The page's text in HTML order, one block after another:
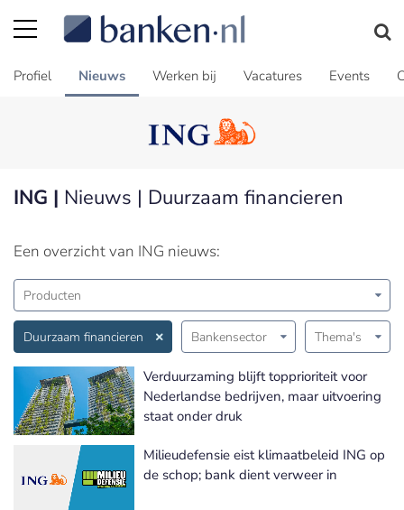
Profiel Nieuws Werken bij Vacatures Events
ING | Nieuws | Duurzaam financieren
Een overzicht van ING nieuws:
Producten
Duurzaam financieren Bankensector Thema's
Verduurzaming blijft topprioriteit voor
Nederlandse bedrijven, maar uitvoering
staat onder druk
Milieudefensie eist klimaatbeleid ING op
de schop; bank dient verweer in